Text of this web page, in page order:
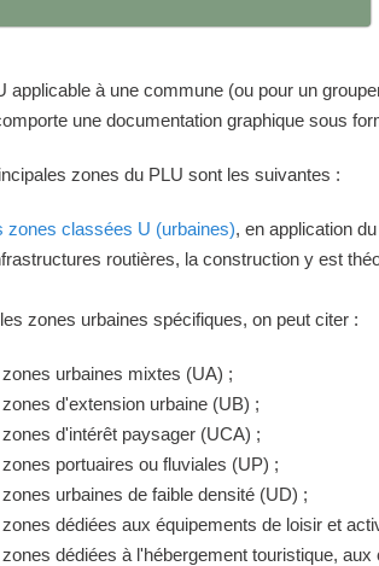
applicable à une commune (ou pour un
une documentation graphique sous
zones du PLU sont les suivantes :
zones classées U (urbaines), en application
routières, la construction y est
zones urbaines spécifiques, on peut citer :
urbaines mixtes (UA) ;
d'extension urbaine (UB) ;
d'intérêt paysager (UCA) ;
portuaires ou fluviales (UP) ;
urbaines de faible densité (UD) ;
dédiées aux équipements de loisir et
dédiées à l'hébergement touristique,